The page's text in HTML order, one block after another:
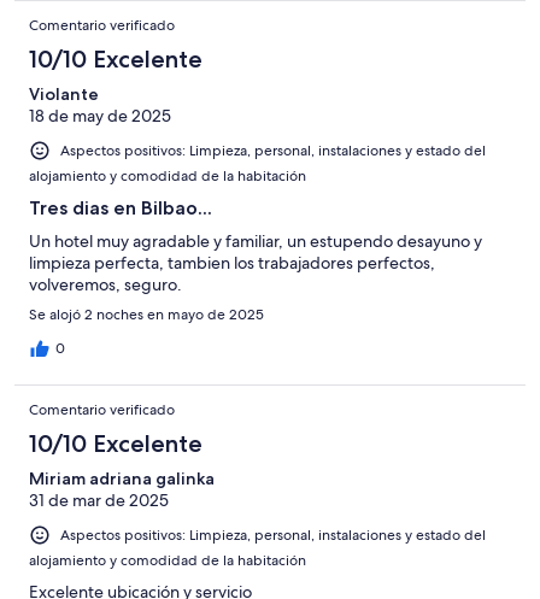
Comentario verificado
10/10 Excelente
Violante
18 de may de 2025
Aspectos positivos: Limpieza, personal, instalaciones y estado del
alojamiento y comodidad de la habitación
Tres dias en Bilbao...
Un hotel muy agradable y familiar, un estupendo desayuno y
limpieza perfecta, tambien los trabajadores perfectos,
volveremos, seguro.
Se alojó 2 noches en mayo de 2025
0
Comentario verificado
10/10 Excelente
Miriam adriana galinka
31 de mar de 2025
Aspectos positivos: Limpieza, personal, instalaciones y estado del
alojamiento y comodidad de la habitación
Excelente ubicación y servicio